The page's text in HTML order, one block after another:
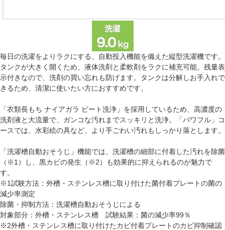
毎日の洗濯をよりラクにする、自動投入機能を備えた縦型洗濯機です。
タンクが大きく開くため、液体洗剤と柔軟剤をラクに補充可能。残量表
示付きなので、洗剤の買い忘れも防げます。タンクは分解しお手入れで
きるため、清潔に使いたい方におすすめです。
「衣類長もち ナイアガラ ビート洗浄」を採用しているため、高濃度の
洗剤液と大流量で、ガンコな汚れまでスッキリと洗浄。「パワフル」コ
ースでは、水彩絵の具など、より手ごわい汚れもしっかり落とします。
「洗濯槽自動おそうじ」機能では、洗濯槽の細部に付着した汚れを除菌
（※1）し、黒カビの発生（※2）も効果的に抑えられるのが魅力で
す。
※1試験方法：外槽・ステンレス槽に取り付けた菌付着プレートの菌の
減少率測定
除菌・抑制方法：洗濯槽自動おそうじによる
対象部分：外槽・ステンレス槽 試験結果：菌の減少率99％
※2外槽・ステンレス槽に取り付けたカビ付着プレートのカビ抑制確認